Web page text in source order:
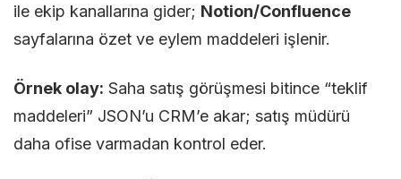
ile ekip kanallarına gider; Notion/Confluence
sayfalarına özet ve eylem maddeleri işlenir.
Örnek olay: Saha satış görüşmesi bitince “teklif
maddeleri” JSON’u CRM’e akar; satış müdürü
daha ofise varmadan kontrol eder.